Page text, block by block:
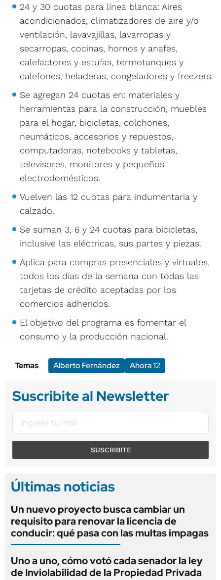
24 y 30 cuotas para línea blanca: Aires
acondicionados, climatizadores de aire y/o
ventilación, lavavajillas, lavarropas y
secarropas, cocinas, hornos y anafes,
calefactores y estufas, termotanques y
calefones, heladeras, congeladores y freezers.
Se agregan 24 cuotas en: materiales y
herramientas para la construcción, muebles
para el hogar, bicicletas, colchones,
neumáticos, accesorios y repuestos,
computadoras, notebooks y tabletas,
televisores, monitores y pequeños
electrodomésticos.
Vuelven las 12 cuotas para indumentaria y
calzado.
Se suman 3, 6 y 24 cuotas para bicicletas,
inclusive las eléctricas, sus partes y piezas.
Aplica para compras presenciales y virtuales,
todos los días de la semana con todas las
tarjetas de crédito aceptadas por los
comercios adheridos.
El objetivo del programa es fomentar el
consumo y la producción nacional.
Temas Alberto Fernández Ahora 12
Suscribite al Newsletter
SUSCRIBITE
Últimas noticias
Un nuevo proyecto busca cambiar un
requisito para renovar la licencia de
conducir: qué pasa con las multas impagas
Uno a uno, cómo votó cada senador la ley
de Inviolabilidad de la Propiedad Privada